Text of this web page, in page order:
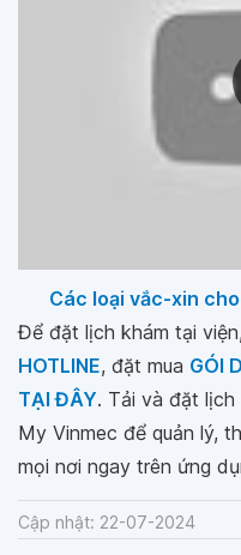
Các loại vắc-xin
Để đặt lịch khám tại
HOTLINE, đặt mua GÓI
TẠI ĐÂY. Tải và đặt
My Vinmec để quản lý,
mọi nơi ngay trên ứng
Cập nhật: 22-07-2024